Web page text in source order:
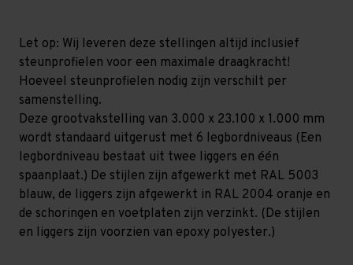
niveaus niveaus
Let op: Wij leveren deze stellingen altijd inclusief
steunprofielen voor een maximale draagkracht!
Hoeveel steunprofielen nodig zijn verschilt per
samenstelling.
Deze grootvakstelling van 3.000 x 23.100 x 1.000 mm
wordt standaard uitgerust met 6 legbordniveaus (Een
legbordniveau bestaat uit twee liggers en één
spaanplaat.) De stijlen zijn afgewerkt met RAL 5003
blauw, de liggers zijn afgewerkt in RAL 2004 oranje en
de schoringen en voetplaten zijn verzinkt. (De stijlen
en liggers zijn voorzien van epoxy polyester.)